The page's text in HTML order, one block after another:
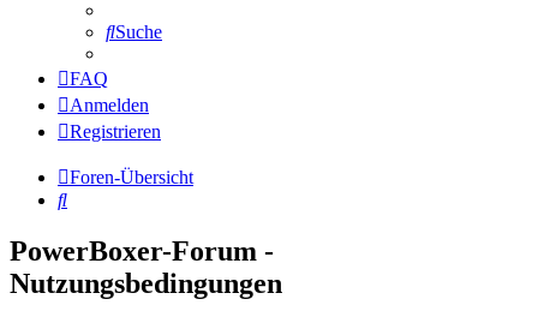
Suche
FAQ
Anmelden
Registrieren
Foren-Übersicht
Suche
PowerBoxer-Forum -
Nutzungsbedingungen